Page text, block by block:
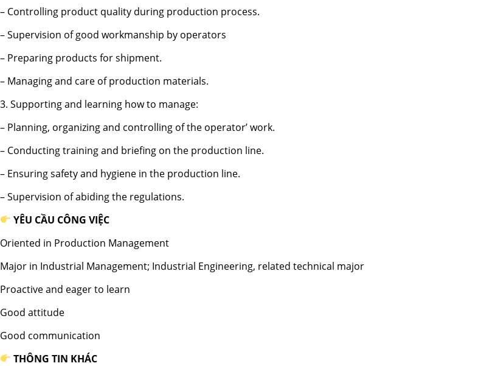
– Controlling product quality during production process.
– Supervision of good workmanship by operators
– Preparing products for shipment.
– Managing and care of production materials.
3. Supporting and learning how to manage:
– Planning, organizing and controlling of the operator’ work.
– Conducting training and briefing on the production line.
– Ensuring safety and hygiene in the production line.
– Supervision of abiding the regulations.
YÊU CẦU CÔNG VIỆC
Oriented in Production Management
Major in Industrial Management; Industrial Engineering, related technical major
Proactive and eager to learn
Good attitude
Good communication
THÔNG TIN KHÁC